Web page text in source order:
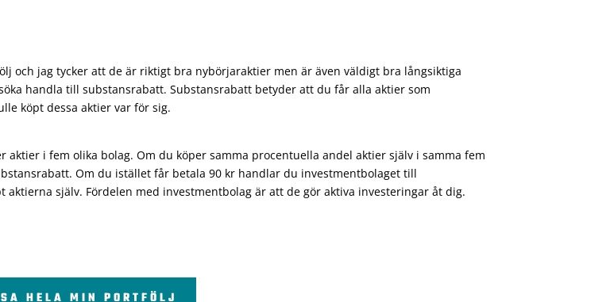
och jag tycker att de är riktigt bra nybörjaraktier men är även väldigt bra långsiktiga
handla till substansrabatt. Substansrabatt betyder att du får alla aktier som
köpt dessa aktier var för sig.
i fem olika bolag. Om du köper samma procentuella andel aktier själv i samma fem
Om du istället får betala 90 kr handlar du investmentbolaget till
själv. Fördelen med investmentbolag är att de gör aktiva investeringar åt dig.
HELA MIN PORTFÖLJ